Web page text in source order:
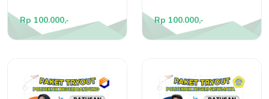
Rp 100.000,- Rp 100.000,-